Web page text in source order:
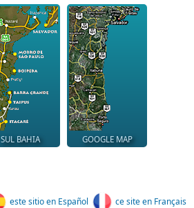
SUL BAHIA GOOGLE MAP
este sitio en Español ce site en Français